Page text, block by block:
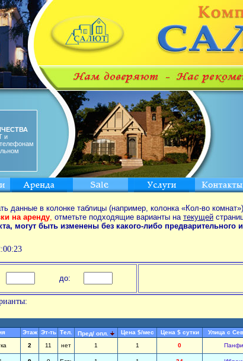
и
данные в колонке таблицы (например, колонка «Кол-во
на аренду, отметьте подходящие варианты на текущей
могут быть изменены без какого-либо предварительного
до:
Этаж Эт-ть Тел. Пред/ опл. Цена $/мес Цена $ сутки Улица с
2 11 нет 1 1 0